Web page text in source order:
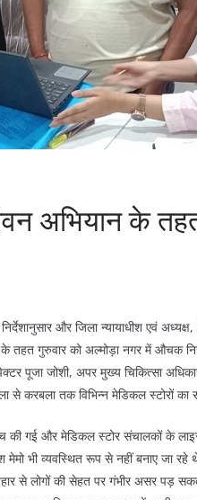
अभियान के
और जिला न्यायाधीश एवं
के तहत गुरुवार को अल्मोड़ा नगर में औचक
पूजा जोशी, अपर मुख्य चिकित्सा
से करबला तक विभिन्न मेडिकल स्टोरों का
की गई और मेडिकल स्टोर संचालकों के
मेमो भी व्यवस्थित रूप से नहीं बनाए जा
से लोगों की सेहत पर गंभीर असर पड़